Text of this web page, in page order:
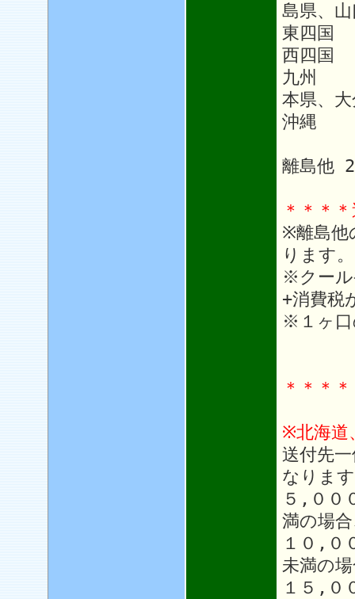
島県、
東四
西四国
九州
本県、
沖縄
離島他
＊＊＊
※離島他
ります。
※クール
+消費税
※１ヶ口
＊＊＊
※北海道
送付先
なりま
５,００
満の場
１０,０
未満の
１５,０